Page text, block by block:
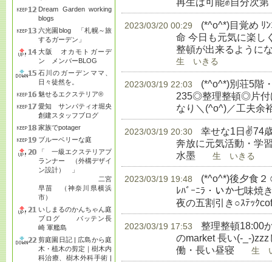
Dream Garden working
blogs
六光園blog 「札幌～旅
するガーデン」
大阪 オカモトガーデ
ン メンバーBLOG
石川のガーデンママ、
日々徒然を。
魅せるエクステリア®
愛知 サンパティオ堀央
創建スタッフブログ
家族でpotager
ブルーベリーな庭
「 一級エクステリアプ
ランナー （外構デザイ
ン設計） 」
二宮
早苗 （神奈川県横浜
市）
いしまるのかんちゃん庭
ブログ バッテン長
崎 軍艦島
剪庭園日記 | 広島から庭
木・植木の剪定｜樹木内
科治療、樹木外科手術 |
2023/03/20 00:29
(*^o^*)目覚め ﾘ
命 今日も元気に楽し
整頓が出来るように
生 いきる
2023/03/19 22:03
(*^o^*)別荘5階
235◎整理整頓◎片付
なり＼(^o^)／工夫余
2023/03/19 20:30
幸せな1日✌74
奔放に元気活動・学
水墨 生 いきる
2023/03/19 19:48
(*^o^*)後夕食
ﾚﾊﾞｰﾆﾗ・いか七味焼
夜の五割引き○ｽﾃｯｸ
2023/03/19 17:53
整理整頓18:00
のmarket 長い(-_-
働・長い昼寝 生 い